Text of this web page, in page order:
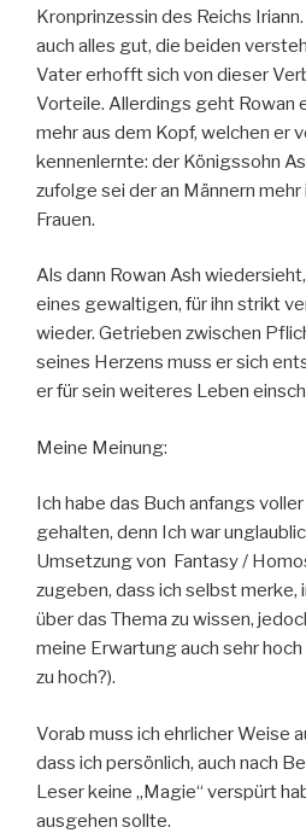
Kronprinzessin des Reichs
auch alles gut, die beiden
Vater erhofft sich von dieser
Vorteile. Allerdings geht Rowan
mehr aus dem Kopf, welchen er
kennenlernte: der Königssohn
zufolge sei der an Männern
Frauen.
Als dann Rowan Ash
eines gewaltigen, für ihn strikt
wieder. Getrieben zwischen
seines Herzens muss er sich
er für sein weiteres Leben
Meine Meinung:
Ich habe das Buch anfangs
gehalten, denn Ich war
Umsetzung von Fantasy /
zugeben, dass ich selbst merke,
über das Thema zu wissen,
meine Erwartung auch sehr
zu hoch?).
Vorab muss ich ehrlicher Weise
dass ich persönlich, auch nach
Leser keine „Magie“ verspürt
ausgehen sollte.